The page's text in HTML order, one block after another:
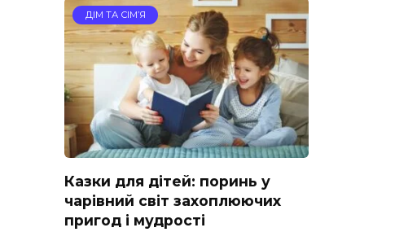
ДІМ ТА СІМ’Я
Казки для дітей: поринь у
чарівний світ захоплюючих
пригод і мудрості